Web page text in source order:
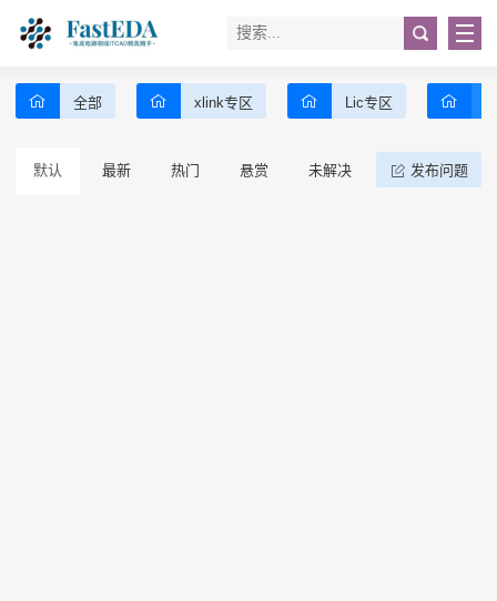
全部 xlink专区 Lic专区
默认 最新 热门 悬赏 未解决 已解决发布问题